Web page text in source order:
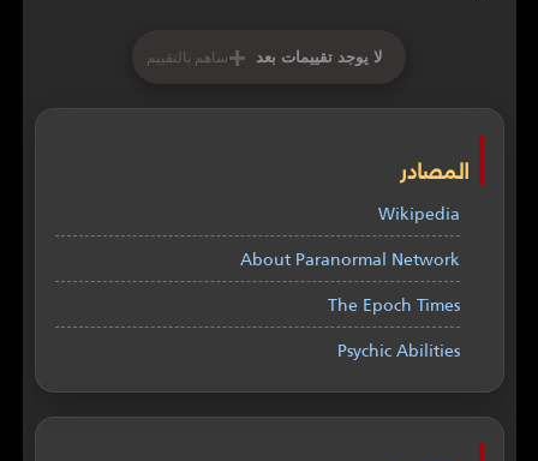
لا يوجد تقييمات بعد +ساهم بالتقييم
المصادر
Wikipedia
About Paranormal Network
The Epoch Times
Psychic Abilities